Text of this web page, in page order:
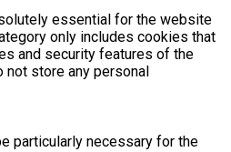
essential for the website
only includes cookies that
and security features of the
store any personal
particularly necessary for the